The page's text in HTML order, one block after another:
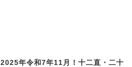
2025年令和7年11月！十二直・二十